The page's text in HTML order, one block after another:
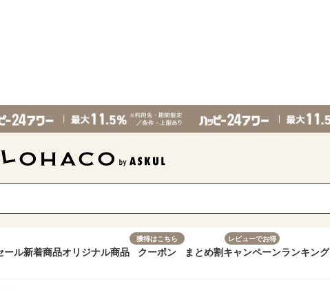
ール新着商品オリジナル商品
獲得はこちら
クーポン まとめ割
レビューでお得
キャンペーンランキング